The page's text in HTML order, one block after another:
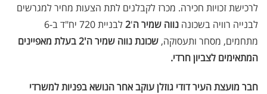
לרכישת זכויות חכירה. מכרז לקבלנים לתת הצעות מחיר למגרשים
לבנייה רוויה בשכונה נווה שמיר ה'
2
לבניית 720 יח"ד ב-6
מתחמים, מסחר ותעסוקה,
שכונת נווה שמיר ה'2 בעלת מאפיינים
המתאימים לצביון חרדי.
חבר מועצת העיר דודי גוזלן עוקב אחר הנושא בפניות למשרדי